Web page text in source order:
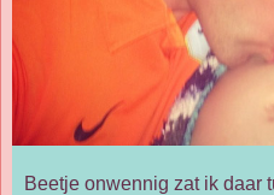
Beetje onwennig zat ik daar